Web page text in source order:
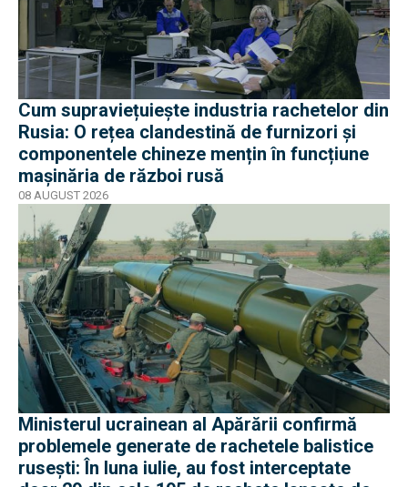
Cum supraviețuiește industria rachetelor din
Rusia: O rețea clandestină de furnizori și
componentele chineze mențin în funcțiune
mașinăria de război rusă
08 AUGUST 2026
Ministerul ucrainean al Apărării confirmă
problemele generate de rachetele balistice
rusești: În luna iulie, au fost interceptate